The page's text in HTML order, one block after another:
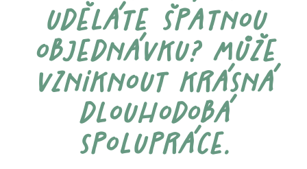
uděláte špatnou
objednávku? může
vzniknout krásná
dlouhodobá
spolupráce.